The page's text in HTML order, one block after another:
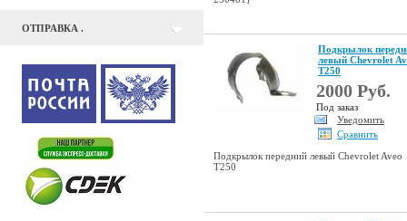
ОТПРАВКА .
Подкрылок
левый Chevrolet
T250
2000 Руб.
Под заказ
Уведомить
Сравнить
Подкрылок передний левый Chevrolet Aveo
T250